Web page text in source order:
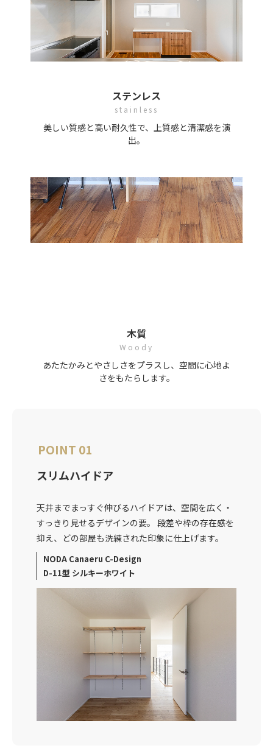
ステンレス
stainless
美しい質感と高い耐久性で、上質感と清潔感を演
出。
木質
Woody
あたたかみとやさしさをプラスし、空間に心地よ
さをもたらします。
POINT 01
スリムハイドア
天井までまっすぐ伸びるハイドアは、空間を広く・
すっきり見せるデザインの要。 段差や枠の存在感を
抑え、どの部屋も洗練された印象に仕上げます。
NODA Canaeru C-Design
D-11型 シルキーホワイト